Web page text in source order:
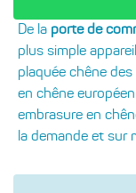
De la porte de
plus simple
plaquée chêne
en chêne
embrasure en
la demande et sur